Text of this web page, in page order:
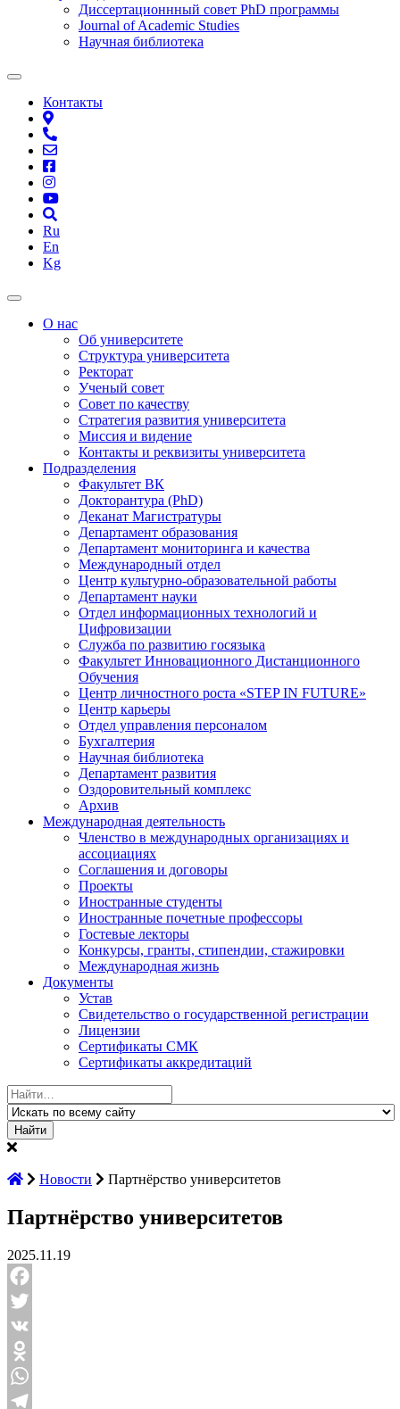
Диссертационнный совет PhD программы
Journal of Academic Studies
Научная библиотека
Контакты
Ru
En
Kg
О нас
Об университете
Структура университета
Ректорат
Ученый совет
Совет по качеству
Стратегия развития университета
Миссия и видение
Контакты и реквизиты университета
Подразделения
Факультет ВК
Докторантура (PhD)
Деканат Магистратуры
Департамент образования
Департамент мониторинга и качества
Международный отдел
Центр культурно-образовательной работы
Департамент науки
Отдел информационных технологий и
Цифровизации
Служба по развитию госязыка
Факультет Инновационного Дистанционного
Обучения
Центр личностного роста «STEP IN FUTURE»
Центр карьеры
Отдел управления персоналом
Бухгалтерия
Научная библиотека
Департамент развития
Оздоровительный комплекс
Архив
Международная деятельность
Членство в международных организациях и
ассоциациях
Соглашения и договоры
Проекты
Иностранные студенты
Иностранные почетные профессоры
Гостевые лекторы
Конкурсы, гранты, стипендии, стажировки
Международная жизнь
Документы
Устав
Свидетельство о государственной регистрации
Лицензии
Сертификаты СМК
Сертификаты аккредитаций
Найти:
Новости Партнёрство университетов
Партнёрство университетов
2025.11.19
Facebook
Twitter
VK
Odnoklassniki
WhatsApp